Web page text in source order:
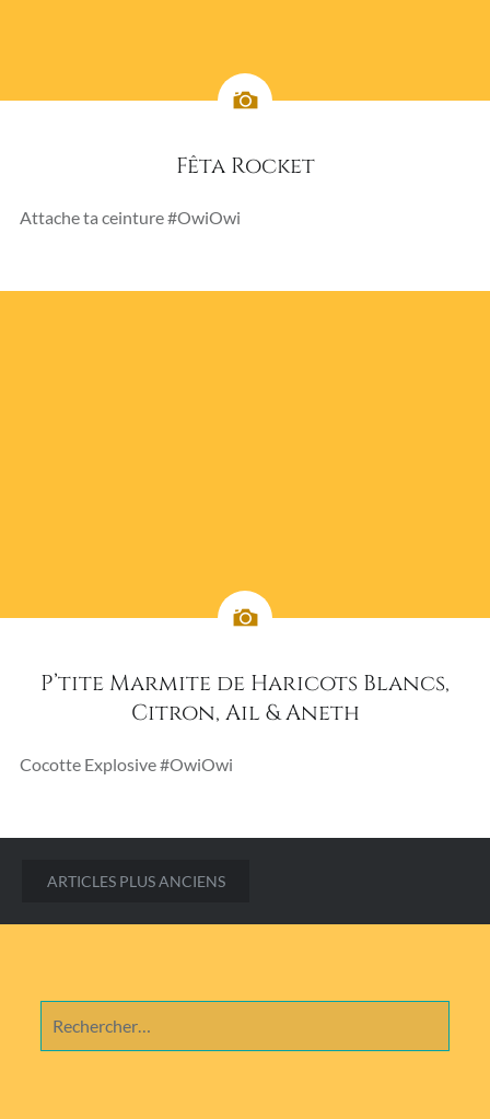
Fêta Rocket
Attache ta ceinture #OwiOwi
P’tite Marmite de Haricots Blancs,
Citron, Ail & Aneth
Cocotte Explosive #OwiOwi
Navigation
des
ARTICLES PLUS ANCIENS